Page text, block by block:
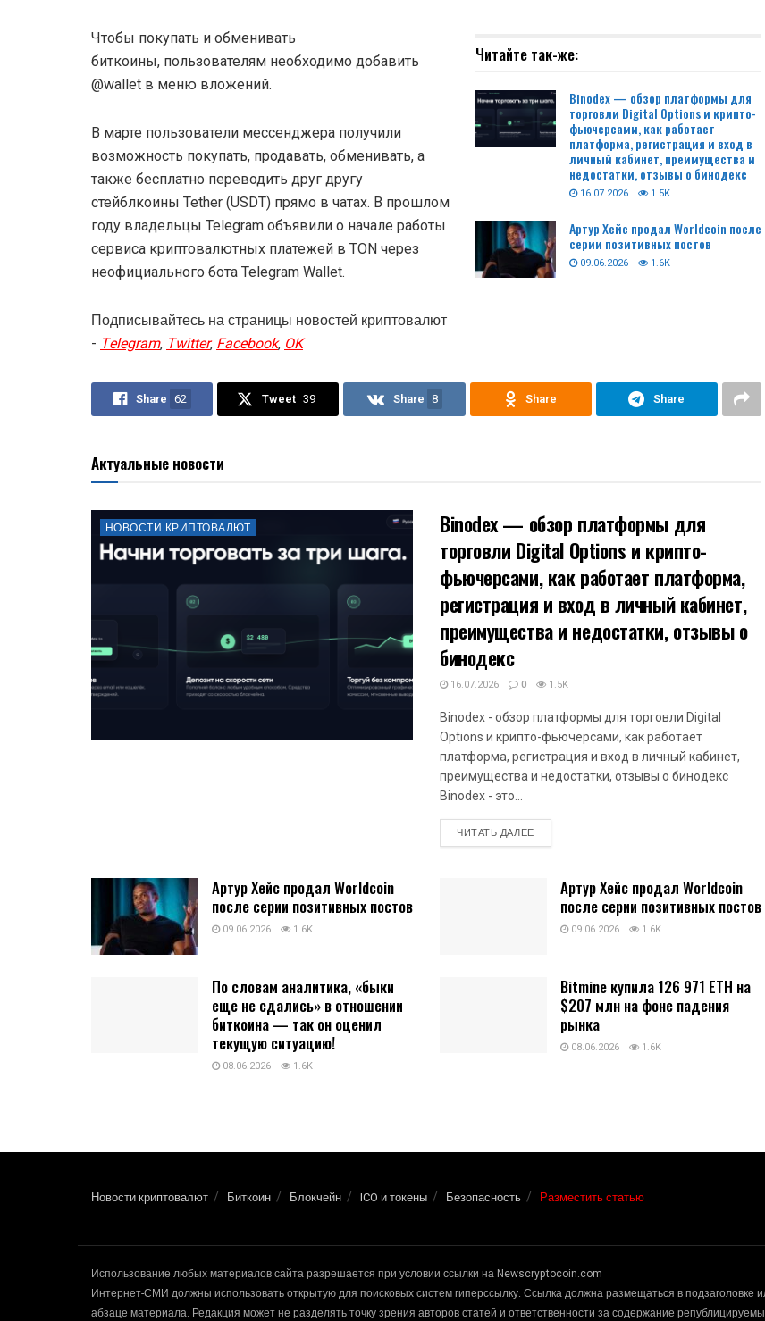
Читайте так-же:
Binodex — обзор платформы для
торговли Digital Options и крипто-
фьючерсами, как работает
платформа, регистрация и вход в
личный кабинет, преимущества и
недостатки, отзывы о бинодекс
16.07.2026 1.5K
Артур Хейс продал Worldcoin после
серии позитивных постов
09.06.2026 1.6K
Чтобы покупать и обменивать
биткоины, пользователям необходимо добавить
@wallet в меню вложений.
В марте пользователи мессенджера получили
возможность покупать, продавать, обменивать, а
также бесплатно переводить друг другу
стейблкоины Tether (USDT) прямо в чатах. В прошлом
году владельцы Telegram объявили о начале работы
сервиса криптовалютных платежей в TON через
неофициального бота Telegram Wallet.
Подписывайтесь на страницы новостей криптовалют
- Telegram, Twitter, Facebook, OK
Share 62 Tweet 39 Share 8 Share Share
Актуальные новости
НОВОСТИ КРИПТОВАЛЮТ
Binodex — обзор платформы для
торговли Digital Options и крипто-
фьючерсами, как работает платформа,
регистрация и вход в личный кабинет,
преимущества и недостатки, отзывы о
бинодекс
16.07.2026 0 1.5K
Binodex - обзор платформы для торговли Digital
Options и крипто-фьючерсами, как работает
платформа, регистрация и вход в личный кабинет,
преимущества и недостатки, отзывы о бинодекс
Binodex - это...
ЧИТАТЬ ДАЛЕЕDETAILS
Артур Хейс продал Worldcoin
после серии позитивных постов
09.06.2026 1.6K
Артур Хейс продал Worldcoin
после серии позитивных постов
09.06.2026 1.6K
По словам аналитика, «быки
еще не сдались» в отношении
биткоина — так он оценил
текущую ситуацию!
08.06.2026 1.6K
Bitmine купила 126 971 ETH на
$207 млн на фоне падения
рынка
08.06.2026 1.6K
Новости криптовалют Биткоин Блокчейн ICO и токены Безопасность Разместить статью
Использование любых материалов сайта разрешается при условии ссылки на Newscryptocoin.com
Интернет-СМИ должны использовать открытую для поисковых систем гиперссылку. Ссылка должна размещаться в подзаголовке
абзаце материала. Редакция может не разделять точку зрения авторов статей и ответственности за содержание